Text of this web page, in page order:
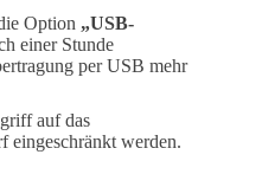
Option „USB-
einer Stunde
per USB mehr
auf das
eingeschränkt werden.